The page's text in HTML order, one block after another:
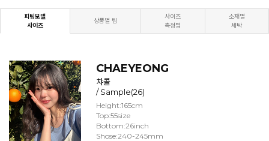
피팅모델
사이즈
상품별 팁
사이즈
측정법
소재별
세탁
CHAEYEONG
챠콜
/ Sample(26)
Height:165cm
Top:55size
Bottom:26inch
Shose:240-245mm